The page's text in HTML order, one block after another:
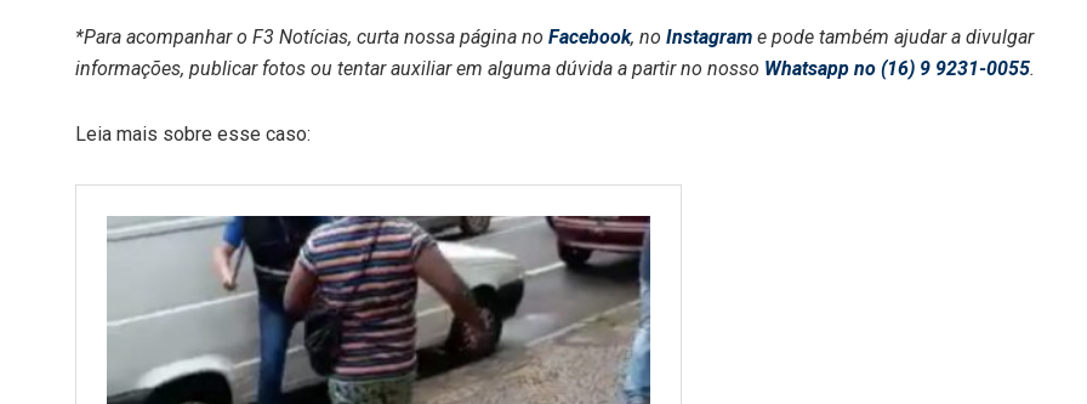
*Para acompanhar o F3 Notícias, curta nossa página no Facebook, no Instagram e pode também ajudar a divulgar
informações, publicar fotos ou tentar auxiliar em alguma dúvida a partir no nosso Whatsapp no (16) 9 9231-0055.
Leia mais sobre esse caso: